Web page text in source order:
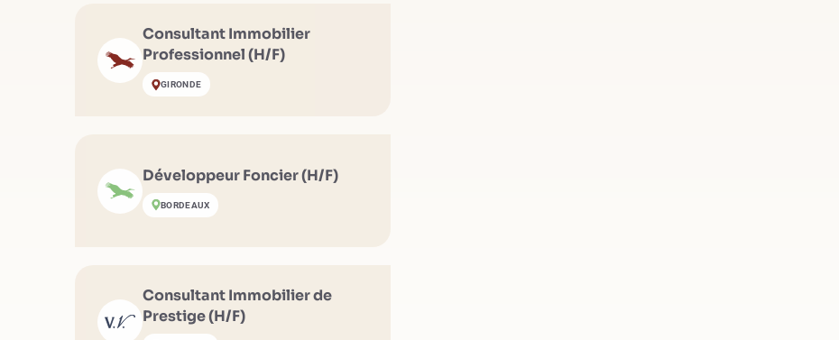
Consultant Immobilier
Professionnel (H/F)
GIRONDE
Développeur Foncier (H/F)
BORDEAUX
Consultant Immobilier de
Prestige (H/F)